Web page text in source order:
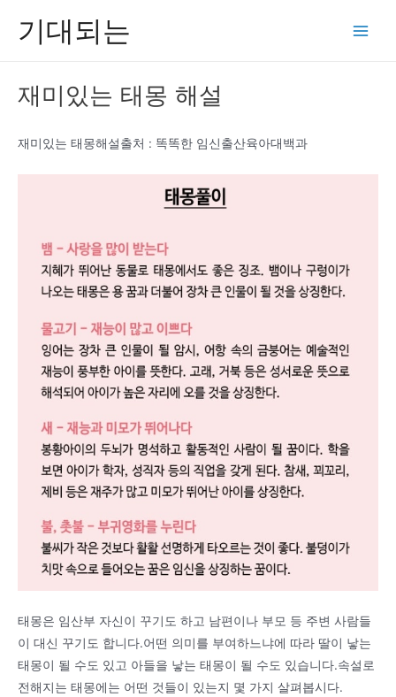
기대되는
재미있는 태몽 해설
재미있는 태몽해설출처 : 똑똑한 임신출산육아대백과
태몽은 임산부 자신이 꾸기도 하고 남편이나 부모 등 주변 사람들
이 대신 꾸기도 합니다.어떤 의미를 부여하느냐에 따라 딸이 낳는
태몽이 될 수도 있고 아들을 낳는 태몽이 될 수도 있습니다.속설로
전해지는 태몽에는 어떤 것들이 있는지 몇 가지 살펴봅시다.